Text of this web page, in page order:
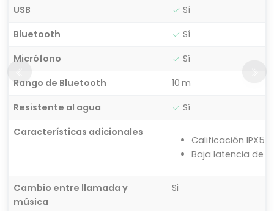
USB
Sí
Bluetooth
Sí
Micrófono
Sí
Rango de Bluetooth
10 m
Resistente al agua
Sí
Características adicionales
Calificación IPX5
Baja latencia de
Cambio entre llamada y
música
Si